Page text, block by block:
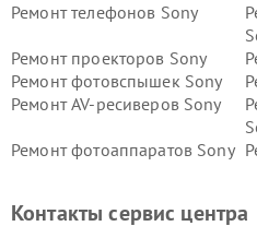
Ремонт телефонов Sony
Ремонт проекторов Sony
Ремонт фотовспышек Sony
Ремонт AV-ресиверов Sony
Ремонт фотоаппаратов Sony
Контакты сервис центра